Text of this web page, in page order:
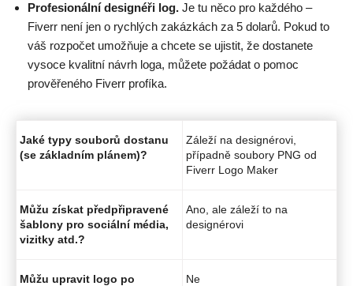
Profesionální designéři log. Je tu něco pro každého –
Fiverr není jen o rychlých zakázkách za 5 dolarů. Pokud to
váš rozpočet umožňuje a chcete se ujistit, že dostanete
vysoce kvalitní návrh loga, můžete požádat o pomoc
prověřeného Fiverr profíka.
Jaké typy souborů dostanu
(se základním plánem)?
Záleží na designérovi,
případně soubory PNG od
Fiverr Logo Maker
Můžu získat předpřipravené
šablony pro sociální média,
vizitky atd.?
Ano, ale záleží to na
designérovi
Můžu upravit logo po
Ne